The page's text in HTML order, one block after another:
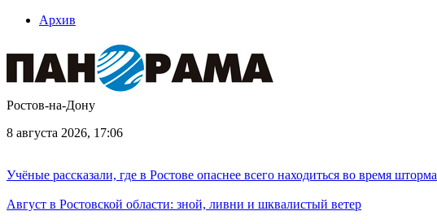
Архив
Ростов-на-Дону
8 августа 2026, 17:06
Учёные рассказали, где в Ростове опаснее всего находиться во время шторма
Август в Ростовской области: зной, ливни и шквалистый ветер